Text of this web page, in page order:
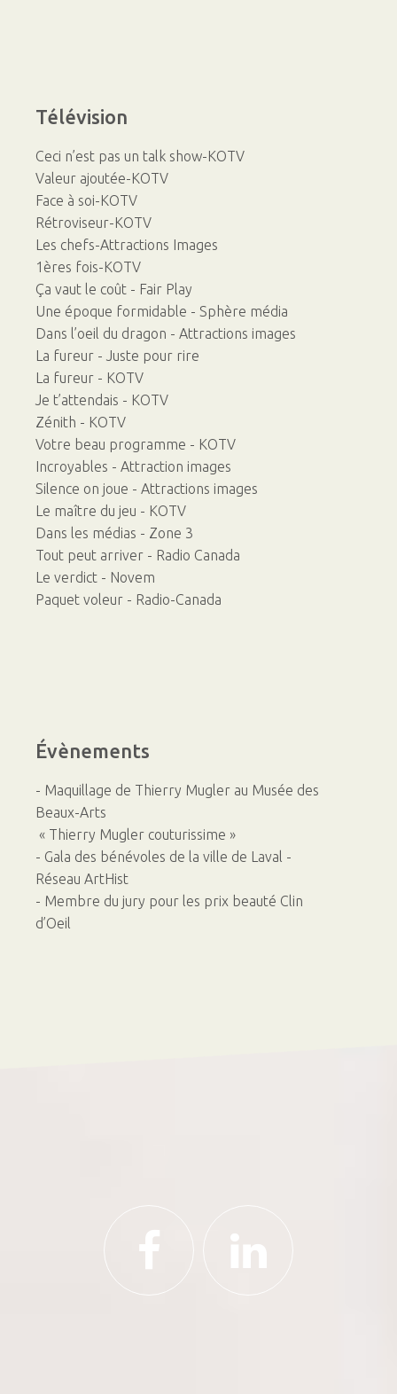
Télévision
Ceci n’est pas un talk show-KOTV
Valeur ajoutée-KOTV
Face à soi-KOTV
Rétroviseur-KOTV
Les chefs-Attractions Images
1ères fois-KOTV
Ça vaut le coût - Fair Play
Une époque formidable - Sphère média
Dans l’oeil du dragon - Attractions images
La fureur - Juste pour rire
La fureur - KOTV
Je t’attendais - KOTV
Zénith - KOTV
Votre beau programme - KOTV
Incroyables - Attraction images
Silence on joue - Attractions images
Le maître du jeu - KOTV
Dans les médias - Zone 3
Tout peut arriver - Radio Canada
Le verdict - Novem
Paquet voleur - Radio-Canada
Évènements
- Maquillage de Thierry Mugler au Musée des
Beaux-Arts
« Thierry Mugler couturissime »
- Gala des bénévoles de la ville de Laval -
Réseau ArtHist
- Membre du jury pour les prix beauté Clin
d’Oeil